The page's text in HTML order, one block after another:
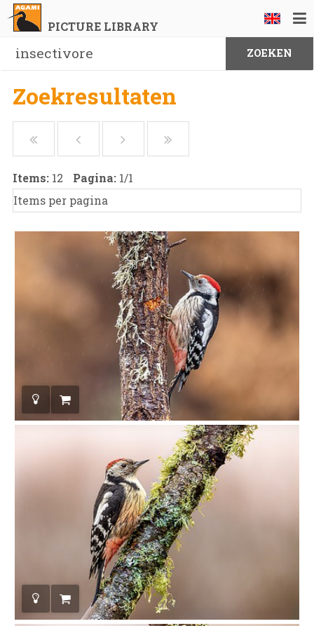
PICTURE LIBRARY
Zoekresultaten
Items: 12 Pagina: 1/1